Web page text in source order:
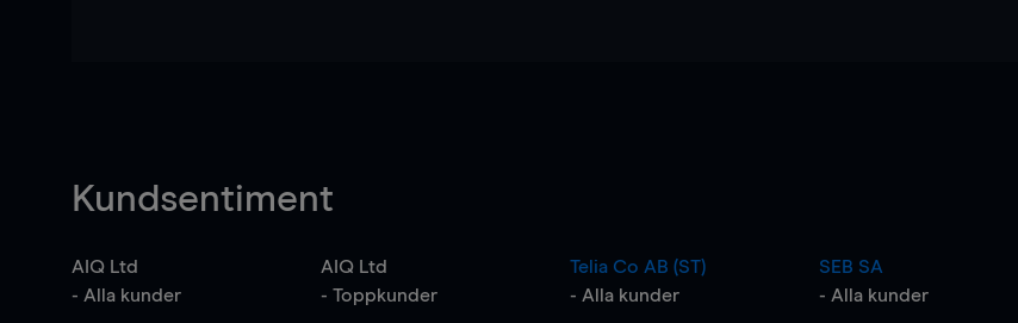
Kundsentiment
AIQ Ltd
- Alla kunder
AIQ Ltd
- Toppkunder
Telia Co AB (ST)
- Alla kunder
SEB SA
- Alla kunder